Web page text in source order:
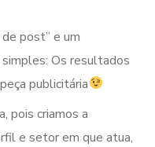
post” e um
Os resultados
publicitária
pois criamos a
e setor em que atua,